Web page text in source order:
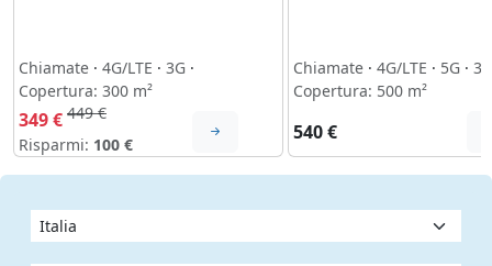
Chiamate · 4G/LTE · 3G ·
Copertura: 300 m²
349 € 449 €
Risparmi: 100 €
Chiamate · 4G/LTE · 5G ·
Copertura: 500 m²
540 €